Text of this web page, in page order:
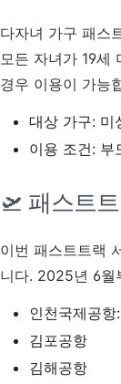
다자녀 가구 패스
모든 자녀가 19세
경우 이용이 가능
대상 가구: 미
이용 조건: 부
🛫️ 패스트
이번 패스트트랙
니다. 2025년 6월
인천국제공
김포공항
김해공항